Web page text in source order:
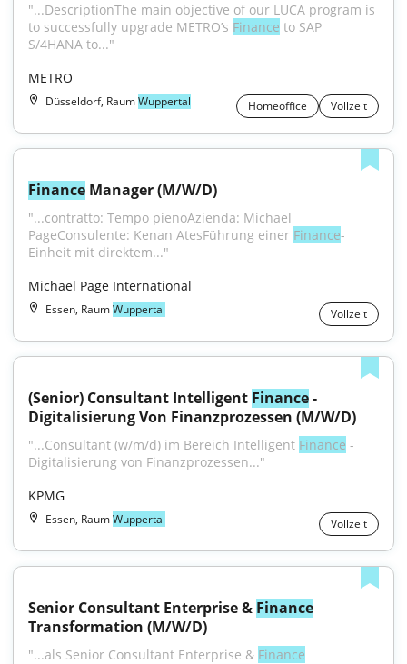
"...DescriptionThe main objective of our LUCA program is
to successfully upgrade METRO’s Finance to SAP
S/4HANA to..."
METRO
Düsseldorf, RaumWuppertal Homeoffice Vollzeit
Finance Manager (M/W/D)
"...contratto: Tempo pienoAzienda: Michael
PageConsulente: Kenan AtesFührung einer Finance-
Einheit mit direktem..."
Michael Page International
Essen, RaumWuppertal Vollzeit
(Senior) Consultant Intelligent Finance -
Digitalisierung Von Finanzprozessen (M/W/D)
"...Consultant (w/m/d) im Bereich Intelligent Finance -
Digitalisierung von Finanzprozessen..."
KPMG
Essen, RaumWuppertal Vollzeit
Senior Consultant Enterprise & Finance
Transformation (M/W/D)
"...als Senior Consultant Enterprise & Finance